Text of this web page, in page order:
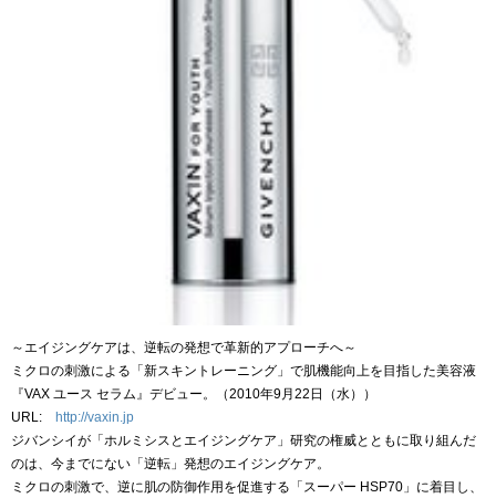
～エイジングケアは、逆転の発想で革新的アプローチへ～
ミクロの刺激による「新スキントレーニング」で肌機能向上を目指した美容液
『VAX ユース セラム』デビュー。（2010年9月22日（水））
URL: http://vaxin.jp
ジバンシイが「ホルミシスとエイジングケア」研究の権威とともに取り組んだ
のは、今までにない「逆転」発想のエイジングケア。
ミクロの刺激で、逆に肌の防御作用を促進する「スーパー HSP70」に着目し、